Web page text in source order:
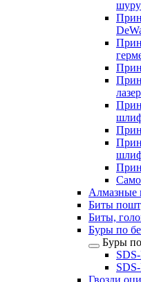
Алмазные
Биты
Биты,
Буры по
Буры
Гвозди